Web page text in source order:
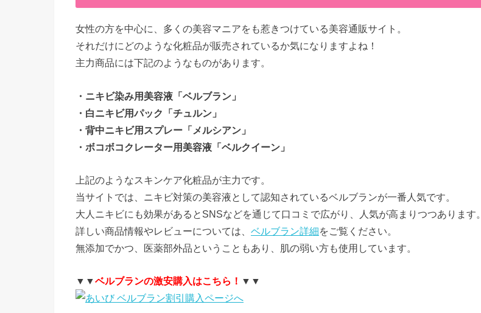
女性の方を中心に、多くの美容マニアをも惹きつけている美容通販サイト。
それだけにどのような化粧品が販売されているか気になりますよね！
主力商品には下記のようなものがあります。
・ニキビ染み用美容液「ベルブラン」
・白ニキビ用パック「チュルン」
・背中ニキビ用スプレー「メルシアン」
・ボコボコクレーター用美容液「ベルクイーン」
上記のようなスキンケア化粧品が主力です。
当サイトでは、ニキビ対策の美容液として認知されているベルブランが一番人気です。
大人ニキビにも効果があるとSNSなどを通じて口コミで広がり、人気が高まりつつあります。
詳しい商品情報やレビューについては、 ベルブラン詳細をご覧ください。
無添加でかつ、医薬部外品ということもあり、肌の弱い方も使用しています。
▼▼ベルブランの激安購入はこちら！ ▼▼